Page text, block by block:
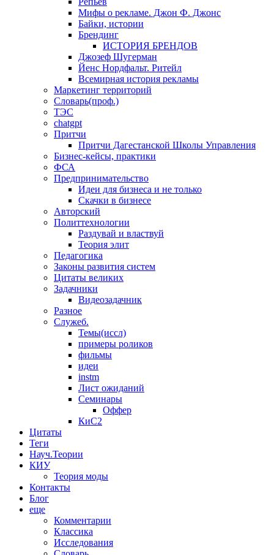
Мифы о рекламе. Джон Ф. Джонс
Байки, истории
Брендинг
ИСТОРИЯ БРЕНДОВ
Джозеф Шугерман
​Йенс Нордфальт. Ритейл
Всемирная история рекламы
Маркетинг территорий
Словарь(проф.)
ТЭС
chatgpt
Притчи
Притчи Дагестанской Школы Управления
Бизнес-кейсы, практики
ФСА
Предпринимательство
Идеи для бизнеса и не только
Скачки в бизнесе
Авторский
Политтехнологии
Раздувай и властвуй
Теория элит
​Педагогика
Законы развития систем
Цитаты великих
Задачники
Видеозадачник
Разное
Служеб.
Темы(иссл)
примеры роликов
фильмы
идеи
instm
Лист ожиданий
Семинары
Оффер
КиС2
Цитаты
Теги
Науч.Теории
КИУ
Теория моды
Контакты
Блог
еще
Комментарии
Классика
Исследования